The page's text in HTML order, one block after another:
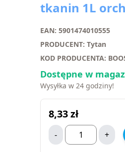
tkanin 1L
EAN: 5901474010555
PRODUCENT: Tytan
KOD PRODUCENTA:
Dostępne w
Wysyłka w 24 godziny!
8,33zł
- +